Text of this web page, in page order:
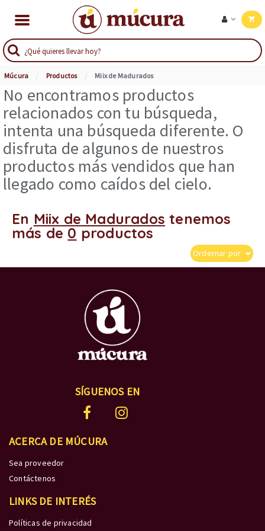
Múcura Productos Miix de Madurados
No encontramos productos
relacionados con tu búsqueda,
intenta una búsqueda diferente. O
disfruta de algunos de nuestros
productos más vendidos que han
llegado como caídos del cielo.
En Miix de Madurados tenemos
más de 0 productos
Ordernar por
SÍGUENOS EN
ACERCA DE MÚCURA
Sea proveedor
Contáctenos
LINKS DE INTERÉS
Políticas de privacidad